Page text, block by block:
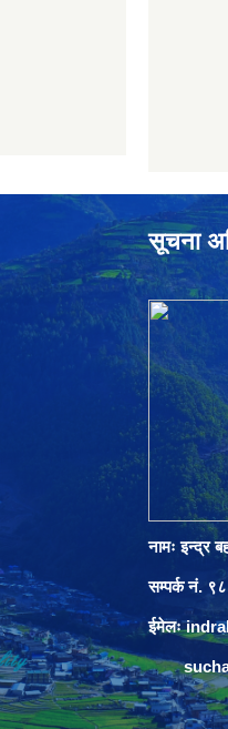
सूचना
नामः इन्द्र
सम्पर्क नं.
ईमेलः